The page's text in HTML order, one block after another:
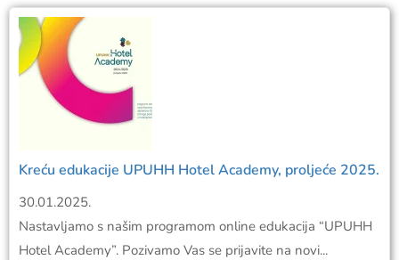
Kreću edukacije UPUHH Hotel Academy, proljeće 2025.
30.01.2025.
Nastavljamo s našim programom online edukacija “UPUHH
Hotel Academy”. Pozivamo Vas se prijavite na novi...